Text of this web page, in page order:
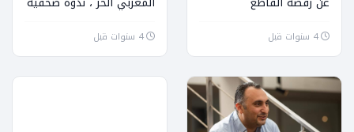
ضحايا مباراة امتحان
المحاماة، إذ صرح حزب
الأسد في شخص...
4 سنوات قبل
الجائر الذي أصدرته وزارة
الثقافة في حق...
4 سنوات قبل